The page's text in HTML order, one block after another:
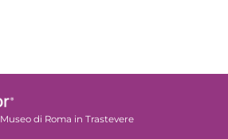
Museo di Roma in Trastevere